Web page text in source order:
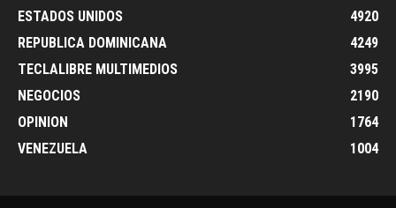
ESTADOS UNIDOS
4920
REPUBLICA DOMINICANA
4249
TECLALIBRE MULTIMEDIOS
3995
NEGOCIOS
2190
OPINION
1764
VENEZUELA
1004